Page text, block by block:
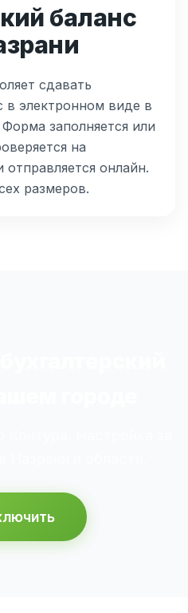
баланс
сдавать
в электронном виде в
заполняется или
на
отправляется онлайн.
размеров.